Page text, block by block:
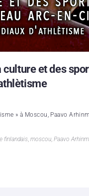
et des
» à Moscou, Paavo
finlandais, moscou, Paavo